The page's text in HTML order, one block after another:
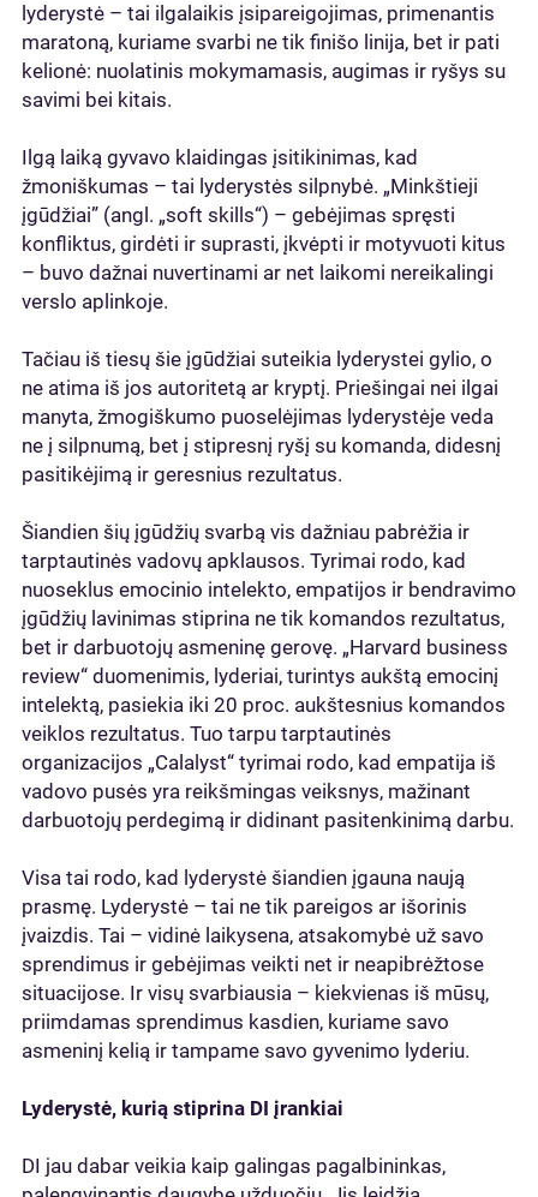
lyderystė – tai ilgalaikis įsipareigojimas, primenantis
maratoną, kuriame svarbi ne tik finišo linija, bet ir pati
kelionė: nuolatinis mokymamasis, augimas ir ryšys su
savimi bei kitais.
Ilgą laiką gyvavo klaidingas įsitikinimas, kad
žmoniškumas – tai lyderystės silpnybė. „Minkštieji
įgūdžiai” (angl. „soft skills“) – gebėjimas spręsti
konfliktus, girdėti ir suprasti, įkvėpti ir motyvuoti kitus
– buvo dažnai nuvertinami ar net laikomi nereikalingi
verslo aplinkoje.
Tačiau iš tiesų šie įgūdžiai suteikia lyderystei gylio, o
ne atima iš jos autoritetą ar kryptį. Priešingai nei ilgai
manyta, žmogiškumo puoselėjimas lyderystėje veda
ne į silpnumą, bet į stipresnį ryšį su komanda, didesnį
pasitikėjimą ir geresnius rezultatus.
Šiandien šių įgūdžių svarbą vis dažniau pabrėžia ir
tarptautinės vadovų apklausos. Tyrimai rodo, kad
nuoseklus emocinio intelekto, empatijos ir bendravimo
įgūdžių lavinimas stiprina ne tik komandos rezultatus,
bet ir darbuotojų asmeninę gerovę. „Harvard business
review“ duomenimis, lyderiai, turintys aukštą emocinį
intelektą, pasiekia iki 20 proc. aukštesnius komandos
veiklos rezultatus. Tuo tarpu tarptautinės
organizacijos „Calalyst“ tyrimai rodo, kad empatija iš
vadovo pusės yra reikšmingas veiksnys, mažinant
darbuotojų perdegimą ir didinant pasitenkinimą darbu.
Visa tai rodo, kad lyderystė šiandien įgauna naują
prasmę. Lyderystė – tai ne tik pareigos ar išorinis
įvaizdis. Tai – vidinė laikysena, atsakomybė už savo
sprendimus ir gebėjimas veikti net ir neapibrėžtose
situacijose. Ir visų svarbiausia – kiekvienas iš mūsų,
priimdamas sprendimus kasdien, kuriame savo
asmeninį kelią ir tampame savo gyvenimo lyderiu.
Lyderystė, kurią stiprina DI įrankiai
DI jau dabar veikia kaip galingas pagalbininkas,